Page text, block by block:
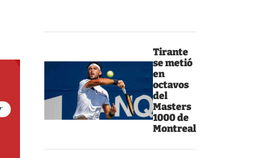
Tirante
se metió
en
octavos
del
Masters
1000 de
Montreal